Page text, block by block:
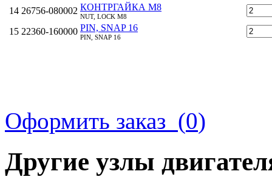
14 26756-080002 КОНТРГАЙКА M8
NUT, LOCK M8
15 22360-160000 PIN, SNAP 16
PIN, SNAP 16
Оформить заказ (0)
Другие узлы